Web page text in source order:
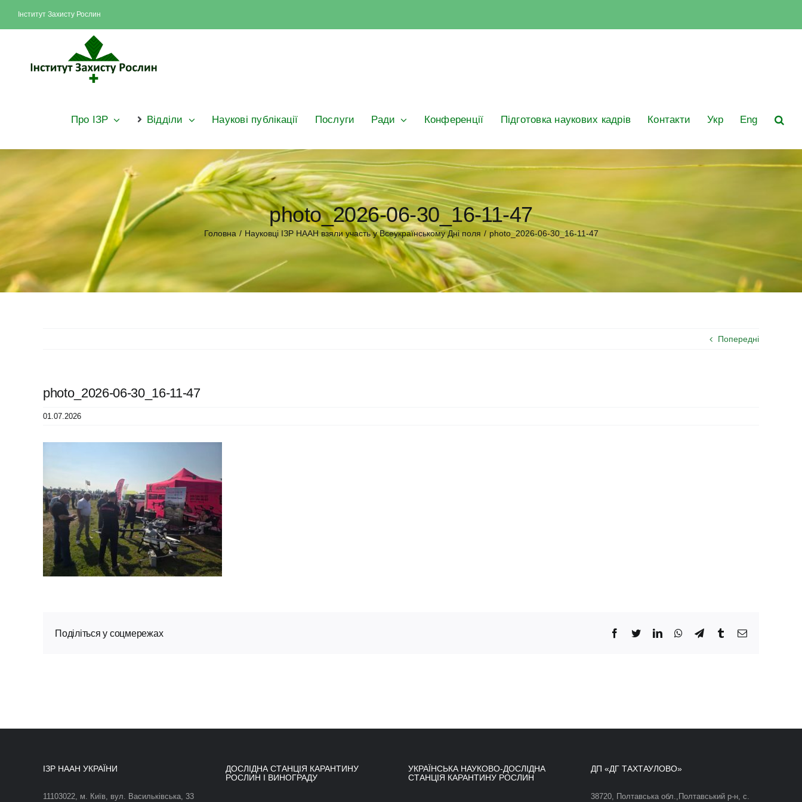
content
Інститут Захисту Рослин
Про ІЗР Відділи Наукові публікації Послуги Ради Конференції Підготовка наукових кадрів Контакти Укр Eng
photo_2026-06-30_16-11-47
Головна / Науковці ІЗР НААН взяли участь у Всеукраїнському Дні поля / photo_2026-06-30_16-11-47
Попередні
photo_2026-06-30_16-11-47
01.07.2026
Поділіться у соцмережах Facebook
TwitterLinkedInWhatsApp
TelegramTumblrEmail
ІЗР НААН УКРАЇНИ
11103022, м. Київ, вул. Васильківська, 33
ДОСЛІДНА СТАНЦІЯ КАРАНТИНУ
РОСЛИН І ВИНОГРАДУ
УКРАЇНСЬКА НАУКОВО-ДОСЛІДНА
СТАНЦІЯ КАРАНТИНУ РОСЛИН
ДП «ДГ ТАХТАУЛОВО»
38720, Полтавська обл.,Полтавський р-н, с.